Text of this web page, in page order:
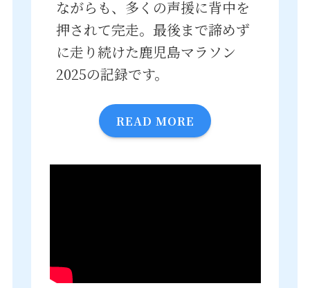
ながらも、多くの声援に背中を
押されて完走。最後まで諦めず
に走り続けた鹿児島マラソン
2025の記録です。
READ MORE